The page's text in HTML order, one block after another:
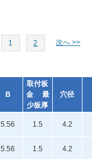
1 2 次へ >>
B
取付板
金 最
少板厚
穴径
5.56 1.5 4.2
5.56 1.5 4.2